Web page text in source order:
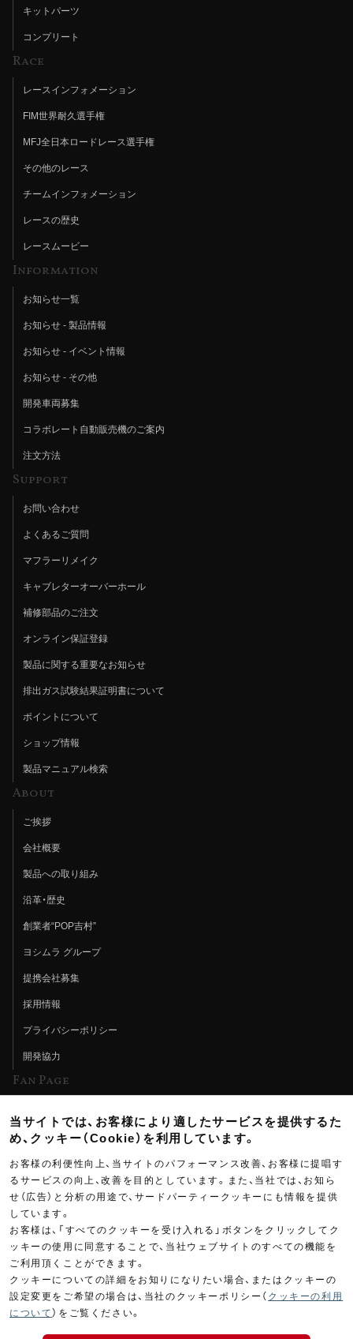
￥75,000
キットパーツ
コンプリート
Race
レースインフォメーション
FIM世界耐久選手権
MFJ全日本ロードレース選手権
その他のレース
チームインフォメーション
レースの歴史
レースムービー
Information
お知らせ一覧
お知らせ - 製品情報
お知らせ - イベント情報
お知らせ - その他
開発車両募集
コラボレート自動販売機のご案内
注文方法
Support
お問い合わせ
よくあるご質問
マフラーリメイク
キャブレターオーバーホール
補修部品のご注文
オンライン保証登録
製品に関する重要なお知らせ
排出ガス試験結果証明書について
ポイントについて
ショップ情報
製品マニュアル検索
About
ご挨拶
会社概要
製品への取り組み
沿革・歴史
創業者“POP吉村”
ヨシムラ グループ
提携会社募集
採用情報
プライバシーポリシー
開発協力
Fan Page
ヨシムラTV
イベント情報
イベントスケジュール
ツーリングブレイクタイム
製品ポスター
当サイトでは、お客様により適したサービスを提供するた
め、クッキー（Cookie）を利用しています。
お客様の利便性向上、当サイトのパフォーマンス改善、お客様に提唱す
るサービスの向上、改善を目的としています。また、当社では、お知ら
せ（広告）と分析の用途で、サードパーティークッキーにも情報を提供
しています。
お客様は、「すべてのクッキーを受け入れる」ボタンをクリックしてク
ッキーの使用に同意することで、当社ウェブサイトのすべての機能を
ご利用頂くことができます。
クッキーについての詳細をお知りになりたい場合、またはクッキーの
設定変更をご希望の場合は、当社のクッキーポリシー（ クッキーの利用
について ）をご覧ください。